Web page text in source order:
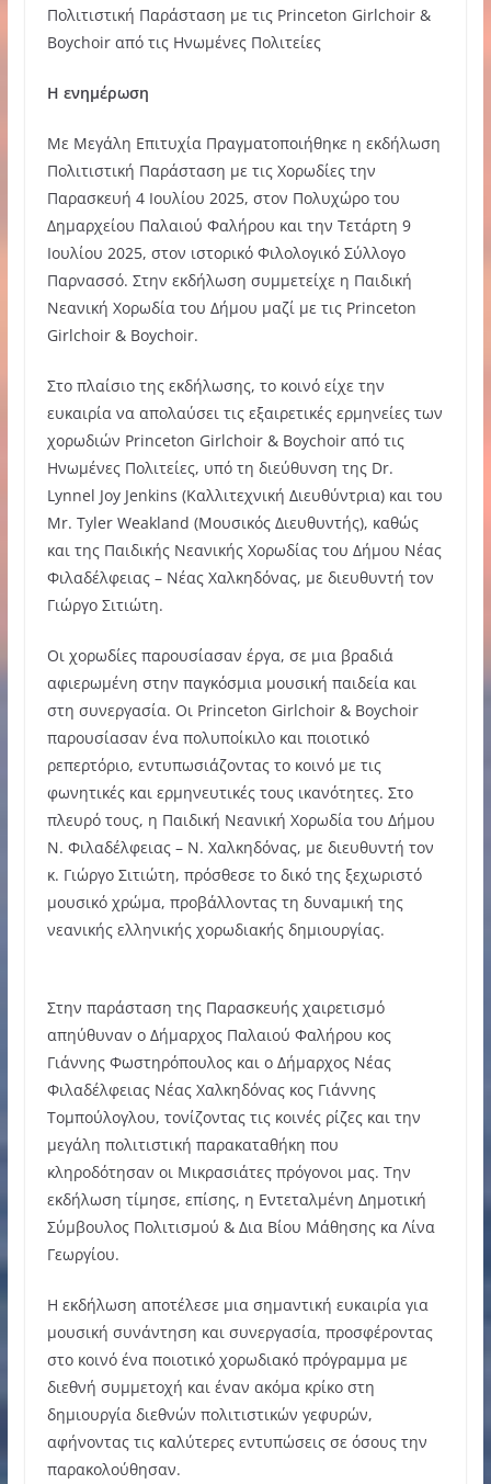
Πολιτιστική Παράσταση με τις Princeton Girlchoir &
Boychoir από τις Ηνωμένες Πολιτείες
Η ενημέρωση
Με Μεγάλη Επιτυχία Πραγματοποιήθηκε η εκδήλωση
Πολιτιστική Παράσταση με τις Χορωδίες την
Παρασκευή 4 Ιουλίου 2025, στον Πολυχώρο του
Δημαρχείου Παλαιού Φαλήρου και την Τετάρτη 9
Ιουλίου 2025, στον ιστορικό Φιλολογικό Σύλλογο
Παρνασσό. Στην εκδήλωση συμμετείχε η Παιδική
Νεανική Χορωδία του Δήμου μαζί με τις Princeton
Girlchoir & Boychoir.
Στο πλαίσιο της εκδήλωσης, το κοινό είχε την
ευκαιρία να απολαύσει τις εξαιρετικές ερμηνείες των
χορωδιών Princeton Girlchoir & Boychoir από τις
Ηνωμένες Πολιτείες, υπό τη διεύθυνση της Dr.
Lynnel Joy Jenkins (Καλλιτεχνική Διευθύντρια) και του
Mr. Tyler Weakland (Μουσικός Διευθυντής), καθώς
και της Παιδικής Νεανικής Χορωδίας του Δήμου Νέας
Φιλαδέλφειας – Νέας Χαλκηδόνας, με διευθυντή τον
Γιώργο Σιτιώτη.
Οι χορωδίες παρουσίασαν έργα, σε μια βραδιά
αφιερωμένη στην παγκόσμια μουσική παιδεία και
στη συνεργασία. Οι Princeton Girlchoir & Boychoir
παρουσίασαν ένα πολυποίκιλο και ποιοτικό
ρεπερτόριο, εντυπωσιάζοντας το κοινό με τις
φωνητικές και ερμηνευτικές τους ικανότητες. Στο
πλευρό τους, η Παιδική Νεανική Χορωδία του Δήμου
Ν. Φιλαδέλφειας – Ν. Χαλκηδόνας, με διευθυντή τον
κ. Γιώργο Σιτιώτη, πρόσθεσε το δικό της ξεχωριστό
μουσικό χρώμα, προβάλλοντας τη δυναμική της
νεανικής ελληνικής χορωδιακής δημιουργίας.
Στην παράσταση της Παρασκευής χαιρετισμό
απηύθυναν ο Δήμαρχος Παλαιού Φαλήρου κος
Γιάννης Φωστηρόπουλος και ο Δήμαρχος Νέας
Φιλαδέλφειας Νέας Χαλκηδόνας κος Γιάννης
Τομπούλογλου, τονίζοντας τις κοινές ρίζες και την
μεγάλη πολιτιστική παρακαταθήκη που
κληροδότησαν οι Μικρασιάτες πρόγονοι μας. Την
εκδήλωση τίμησε, επίσης, η Εντεταλμένη Δημοτική
Σύμβουλος Πολιτισμού & Δια Βίου Μάθησης κα Λίνα
Γεωργίου.
Η εκδήλωση αποτέλεσε μια σημαντική ευκαιρία για
μουσική συνάντηση και συνεργασία, προσφέροντας
στο κοινό ένα ποιοτικό χορωδιακό πρόγραμμα με
διεθνή συμμετοχή και έναν ακόμα κρίκο στη
δημιουργία διεθνών πολιτιστικών γεφυρών,
αφήνοντας τις καλύτερες εντυπώσεις σε όσους την
παρακολούθησαν.